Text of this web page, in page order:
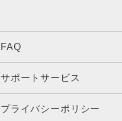
FAQ
サポートサービス
プライバシーポリシー